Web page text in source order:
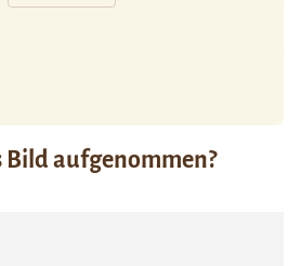
Bild aufgenommen?